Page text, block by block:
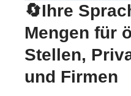
🔄Ihre
Mengen für
Stellen,
und Firmen